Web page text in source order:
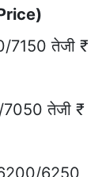
7150 तेजी ₹
7050 तेजी ₹
6200/6250